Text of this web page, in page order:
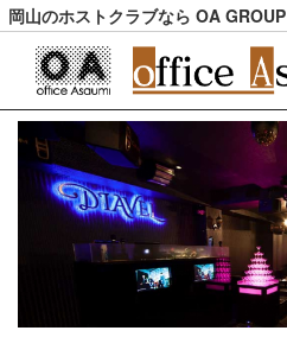
岡山のホストクラブなら OA GROUP